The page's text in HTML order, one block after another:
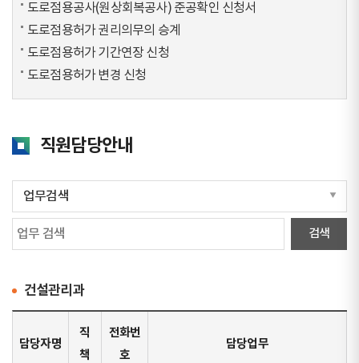
도로점용공사(원상회복공사) 준공확인 신청서
도로점용허가 권리의무의 승계
도로점용허가 기간연장 신청
도로점용허가 변경 신청
직원담당안내
건설관리과
담당자명
직
책
전화번
호
담당업무